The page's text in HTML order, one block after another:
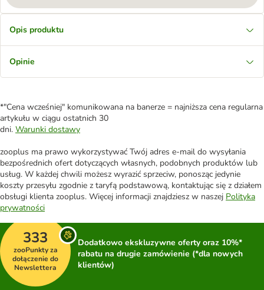
Opis produktu
Opinie
*"Cena wcześniej" komunikowana na banerze = najniższa cena regularna
artykułu w ciągu ostatnich 30
dni. Warunki dostawy
zooplus ma prawo wykorzystywać Twój adres e-mail do wysyłania
bezpośrednich ofert dotyczących własnych, podobnych produktów lub
usług. W każdej chwili możesz wyrazić sprzeciw, ponosząc jedynie
koszty przesyłu zgodnie z taryfą podstawową, kontaktując się z działem
obsługi klienta zooplus. Więcej informacji znajdziesz w naszej Polityka
prywatności
333
zooPunkty za
dołączenie do
Newslettera
Dodatkowo ekskluzywne oferty oraz 10%*
rabatu na drugie zamówienie (*dla nowych
klientów)